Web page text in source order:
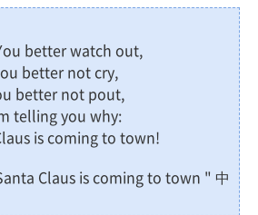
better watch out,
better not cry,
better not pout,
telling you why:
is coming to town!
Claus is coming to town " 中